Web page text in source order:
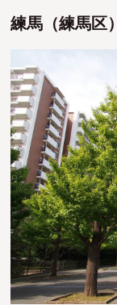
練馬（練馬区）